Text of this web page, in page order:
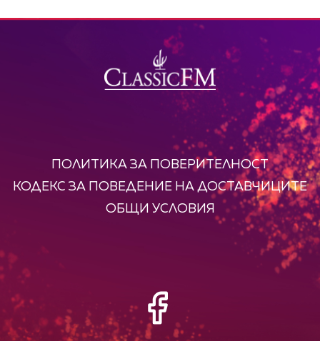
ПОЛИТИКА ЗА ПОВЕРИТЕЛНОСТ
КОДЕКС ЗА ПОВЕДЕНИЕ НА ДОСТАВЧИЦИТЕ
ОБЩИ УСЛОВИЯ